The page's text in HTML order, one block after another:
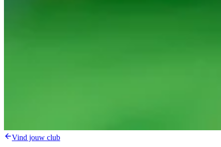
Vind jouw club